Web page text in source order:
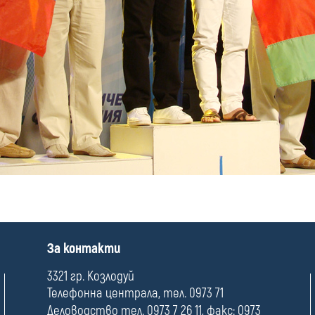
П
л
е
За контакти
3321 гр. Козлодуй
Телефонна централа, тел. 0973 71
Деловодство тел. 0973 7 26 11, факс: 0973